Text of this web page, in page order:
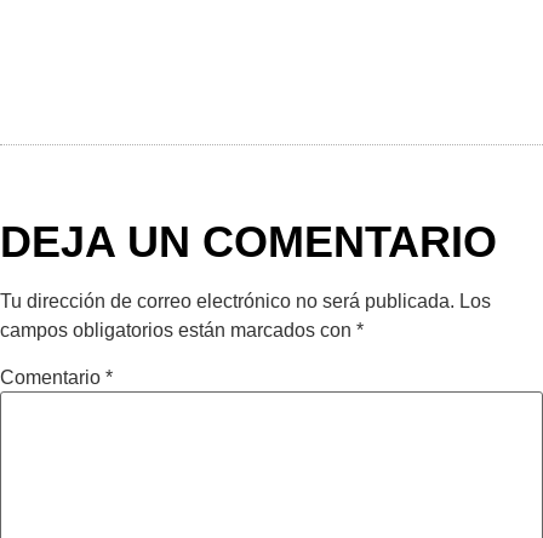
DEJA UN COMENTARIO
Tu dirección de correo electrónico no será publicada. Los
campos obligatorios están marcados con *
Comentario *